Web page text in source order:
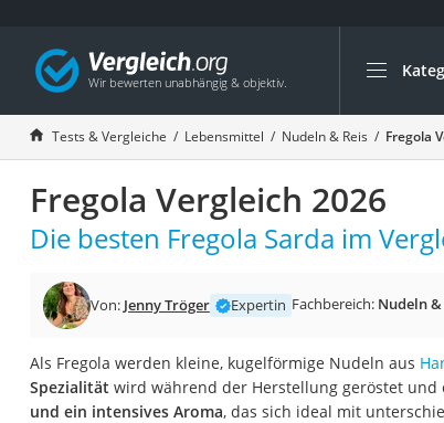
Die
Knäckebrot
Manukahonig
Eiklar
Balsamico-
Tests & Vergleiche Lebensmittel Nudeln & Reis Fregola
Fregola Vergleich 2026
Die besten Fregola Sarda im
Von: Jenny Tröger Expertin Fachbereich: Nudeln &
Als Fregola werden kleine, kugelförmige Nudeln aus
Spezialität wird während der Herstellung geröstet
und ein intensives Aroma, das sich ideal mit